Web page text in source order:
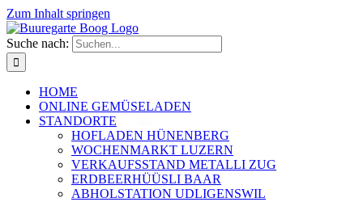
Zum Inhalt springen
Suche nach:
HOME
ONLINE GEMÜSELADEN
STANDORTE
HOFLADEN HÜNENBERG
WOCHENMARKT LUZERN
VERKAUFSSTAND METALLI ZUG
ERDBEERHÜÜSLI BAAR
ABHOLSTATION UDLIGENSWIL